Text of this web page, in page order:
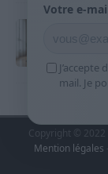
9
Copyright © 2022
Mention légales -
Votre e-
mail. Je